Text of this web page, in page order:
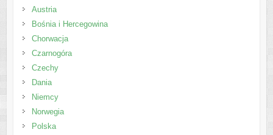
Austria
Bośnia i Hercegowina
Chorwacja
Czarnogóra
Czechy
Dania
Niemcy
Norwegia
Polska